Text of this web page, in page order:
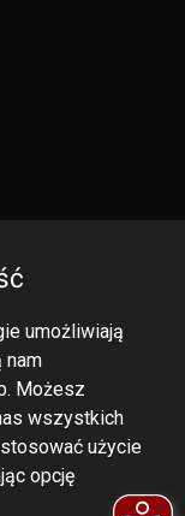
umożliwiają
nam
Możesz
wszystkich
użycie
opcję